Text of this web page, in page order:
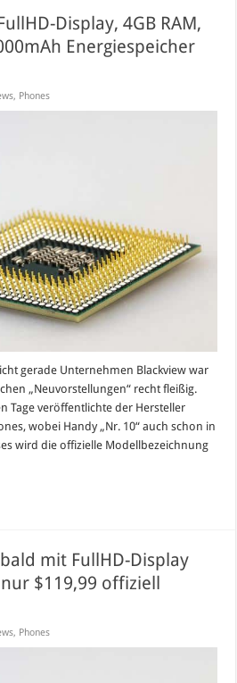
Display, 4GB RAM,
Energiespeicher
, Phones
gerade Unternehmen Blackview war
„Neuvorstellungen“ recht fleißig.
Tage veröffentlichte der Hersteller
wobei Handy „Nr. 10“ auch schon in
wird die offizielle Modellbezeichnung
mit FullHD-Display
$119,99 offiziell
, Phones